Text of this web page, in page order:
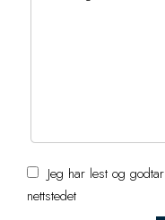
Jeg har lest og godtar
nettstedet